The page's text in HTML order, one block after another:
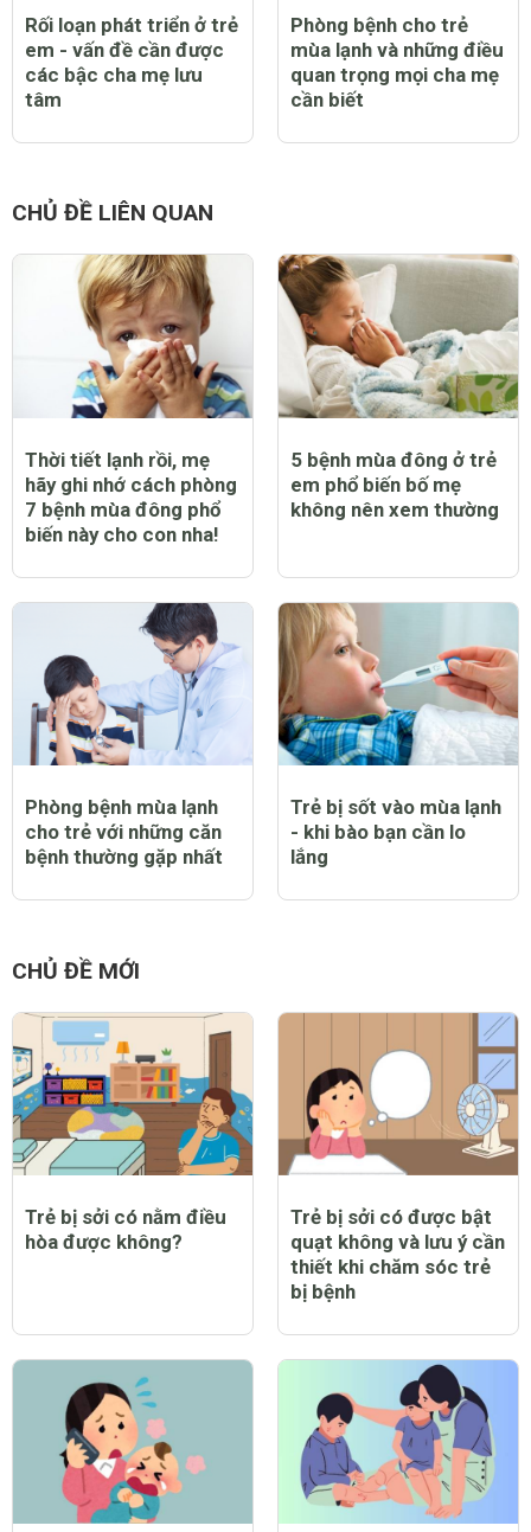
Rối loạn phát triển ở trẻ
em - vấn đề cần được
các bậc cha mẹ lưu
tâm
Phòng bệnh cho trẻ
mùa lạnh và những điều
quan trọng mọi cha mẹ
cần biết
CHỦ ĐỀ LIÊN QUAN
Thời tiết lạnh rồi, mẹ
hãy ghi nhớ cách phòng
7 bệnh mùa đông phổ
biến này cho con nha!
5 bệnh mùa đông ở trẻ
em phổ biến bố mẹ
không nên xem thường
Phòng bệnh mùa lạnh
cho trẻ với những căn
bệnh thường gặp nhất
Trẻ bị sốt vào mùa lạnh
- khi bào bạn cần lo
lắng
CHỦ ĐỀ MỚI
Trẻ bị sởi có nằm điều
hòa được không?
Trẻ bị sởi có được bật
quạt không và lưu ý cần
thiết khi chăm sóc trẻ
bị bệnh